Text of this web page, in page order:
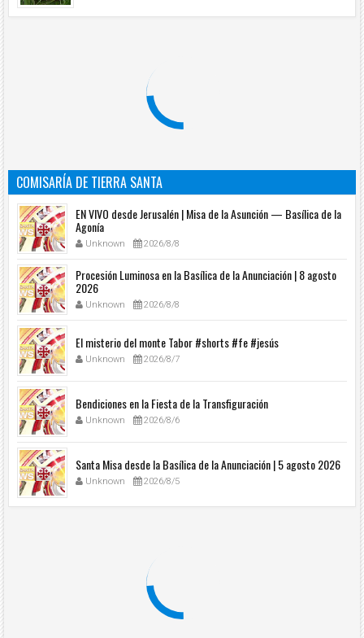
COMISARÍA DE TIERRA SANTA
EN VIVO desde Jerusalén | Misa de la Asunción — Basílica de la
Agonía
Unknown 2026/8/8
Procesión Luminosa en la Basílica de la Anunciación | 8 agosto
2026
Unknown 2026/8/8
El misterio del monte Tabor #shorts #fe #jesús
Unknown 2026/8/7
Bendiciones en la Fiesta de la Transfiguración
Unknown 2026/8/6
Santa Misa desde la Basílica de la Anunciación | 5 agosto 2026
Unknown 2026/8/5